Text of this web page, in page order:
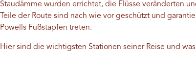
Staudämme wurden errichtet, die Flüsse veränderten
Teile der Route sind nach wie vor geschützt und
Powells Fußstapfen treten.
Hier sind die wichtigsten Stationen seiner Reise und